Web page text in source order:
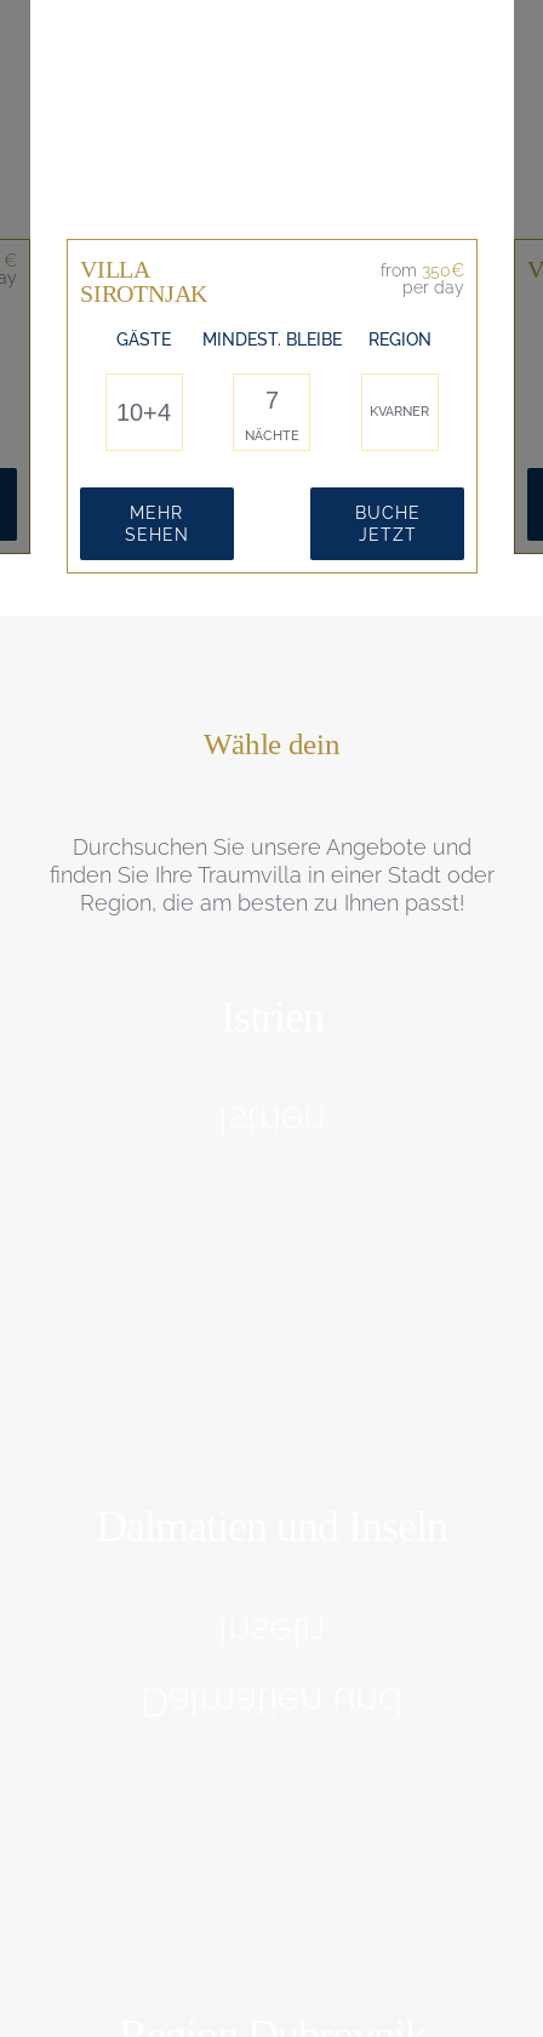
€
VILLA
SIROTNJAK
from 350€
per day
GÄSTE
10+4
MINDEST. BLEIBE
7
NÄCHTE
REGION
KVARNER
MEHR
SEHEN
BUCHE
JETZT
Wähle dein
Durchsuchen Sie unsere Angebote und
finden Sie Ihre Traumvilla in einer Stadt oder
Region, die am besten zu Ihnen passt!